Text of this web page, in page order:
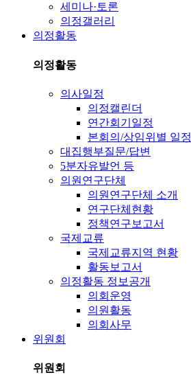
세미나·토론
의정갤러리
의정활동
의정활동
의사일정
의정캘린더
연간회기일정
본회의/상임위별 일정
대집행부질문/답변
5분자유발언 등
의원연구단체
의원연구단체 소개
연구단체현황
정책연구보고서
국제교류
국제교류지역 현황
활동보고서
의정활동 정보공개
의회운영
의원활동
의회사무
위원회
위원회